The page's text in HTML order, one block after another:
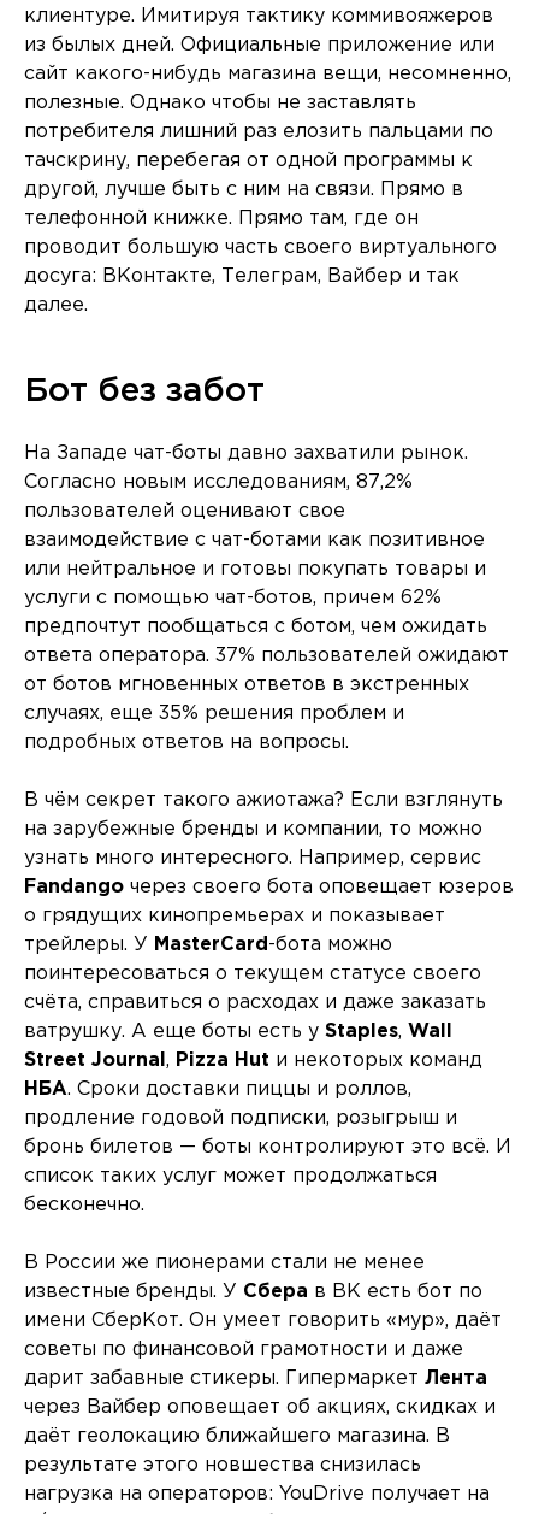
клиентуре. Имитируя тактику коммивояжеров
из былых дней. Официальные приложение или
сайт какого-нибудь магазина вещи, несомненно,
полезные. Однако чтобы не заставлять
потребителя лишний раз елозить пальцами по
тачскрину, перебегая от одной программы к
другой, лучше быть с ним на связи. Прямо в
телефонной книжке. Прямо там, где он
проводит большую часть своего виртуального
досуга: ВКонтакте, Телеграм, Вайбер и так
далее.
Бот без забот
На Западе чат-боты давно захватили рынок.
Согласно новым исследованиям, 87,2%
пользователей оценивают свое
взаимодействие с чат-ботами как позитивное
или нейтральное и готовы покупать товары и
услуги с помощью чат-ботов, причем 62%
предпочтут пообщаться с ботом, чем ожидать
ответа оператора. 37% пользователей ожидают
от ботов мгновенных ответов в экстренных
случаях, еще 35% решения проблем и
подробных ответов на вопросы.
В чём секрет такого ажиотажа? Если взглянуть
на зарубежные бренды и компании, то можно
узнать много интересного. Например, сервис
Fandango через своего бота оповещает юзеров
о грядущих кинопремьерах и показывает
трейлеры. У
MasterCard -бота можно
поинтересоваться о текущем статусе своего
счёта, справиться о расходах и даже заказать
ватрушку. А еще боты есть у Staples, Wall
Street Journal , Pizza Hut и некоторых команд
НБА. Сроки доставки пиццы и роллов,
продление годовой подписки, розыгрыш и
бронь билетов — боты контролируют это всё. И
список таких услуг может продолжаться
бесконечно.
В России же пионерами стали не менее
известные бренды. У Сбера в ВК есть бот по
имени СберКот. Он умеет говорить «мур», даёт
советы по финансовой грамотности и даже
дарит забавные стикеры. Гипермаркет Лента
через Вайбер оповещает об акциях, скидках и
даёт геолокацию ближайшего магазина. В
результате этого новшества снизилась
нагрузка на операторов: YouDrive получает на